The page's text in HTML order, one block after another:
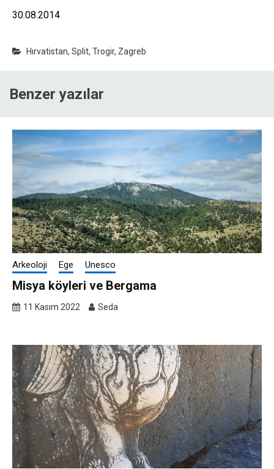
30.08.2014
Hırvatistan, Split, Trogir, Zagreb
Benzer yazılar
Arkeoloji Ege Unesco
Misya köyleri ve Bergama
11 Kasım 2022 Seda